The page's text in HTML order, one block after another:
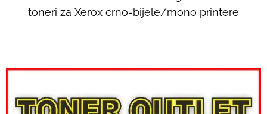
toneri za Xerox crno-bijele/mono printere